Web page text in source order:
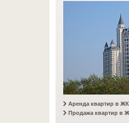
Аренда квартир в
Продажа квартир в